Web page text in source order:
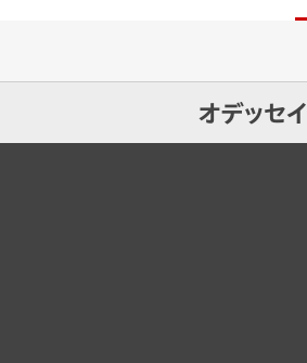
オデッセイ